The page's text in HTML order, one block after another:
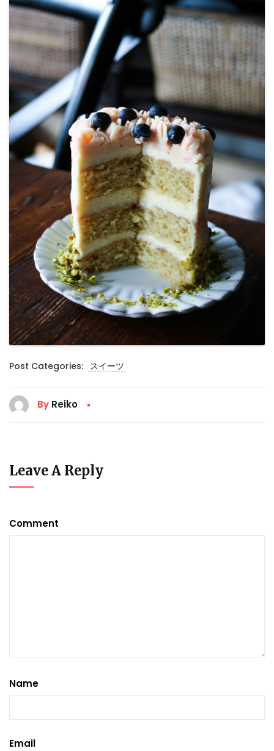
Post Categories: スイーツ
By Reiko
Leave A Reply
Comment
Name
Email